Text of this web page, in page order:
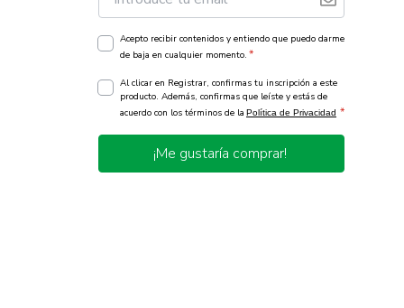
Acepto recibir contenidos y entiendo que puedo darme
de baja en cualquier momento. *
Al clicar en Registrar, confirmas tu inscripción a este
producto. Además, confirmas que leíste y estás de
acuerdo con los términos de la Política de Privacidad *
¡Me gustaría comprar!